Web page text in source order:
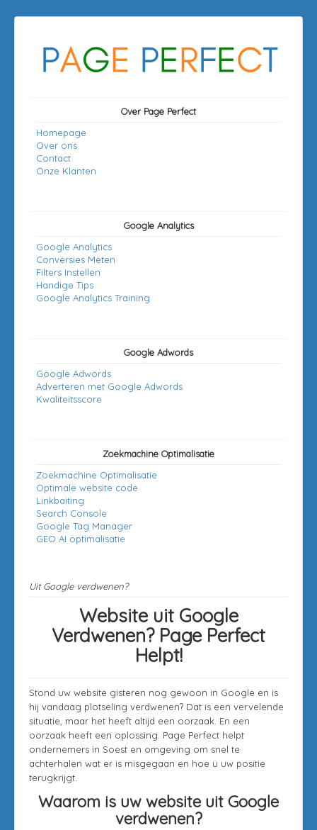
Over Page Perfect
Homepage
Over ons
Contact
Onze Klanten
Google Analytics
Google Analytics
Conversies Meten
Filters Instellen
Handige Tips
Google Analytics Training
Google Adwords
Google Adwords
Adverteren met Google Adwords
Kwaliteitsscore
Zoekmachine Optimalisatie
Zoekmachine Optimalisatie
Optimale website code
Linkbaiting
Search Console
Google Tag Manager
GEO AI optimalisatie
Uit Google verdwenen?
Website uit Google
Verdwenen? Page Perfect
Helpt!
Stond uw website gisteren nog gewoon in Google en is
hij vandaag plotseling verdwenen? Dat is een vervelende
situatie, maar het heeft altijd een oorzaak. En een
oorzaak heeft een oplossing. Page Perfect helpt
ondernemers in Soest en omgeving om snel te
achterhalen wat er is misgegaan en hoe u uw positie
terugkrijgt.
Waarom is uw website uit Google
verdwenen?